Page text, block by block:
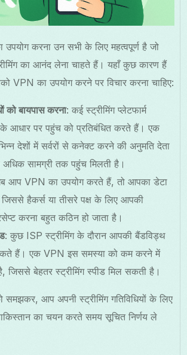
उपयोग करना उन सभी के लिए महत्वपूर्ण है जो
का आनंद लेना चाहते हैं। यहाँ कुछ कारण हैं
VPN का उपयोग करने पर विचार करना चाहिए:
को बायपास करना: कई स्ट्रीमिंग प्लेटफार्म
के आधार पर पहुंच को प्रतिबंधित करते हैं। एक
देशों में सर्वरों से कनेक्ट करने की अनुमति देता
सामग्री तक पहुंच मिलती है।
आप VPN का उपयोग करते हैं, तो आपका डेटा
जिससे हैकर्स या तीसरे पक्ष के लिए आपकी
करना बहुत कठिन हो जाता है।
: कुछ ISP स्ट्रीमिंग के दौरान आपकी बैंडविड्थ
हैं। एक VPN इस समस्या को कम करने में
जिससे बेहतर स्ट्रीमिंग स्पीड मिल सकती है।
आप अपनी स्ट्रीमिंग गतिविधियों के लिए
का चयन करते समय सूचित निर्णय ले